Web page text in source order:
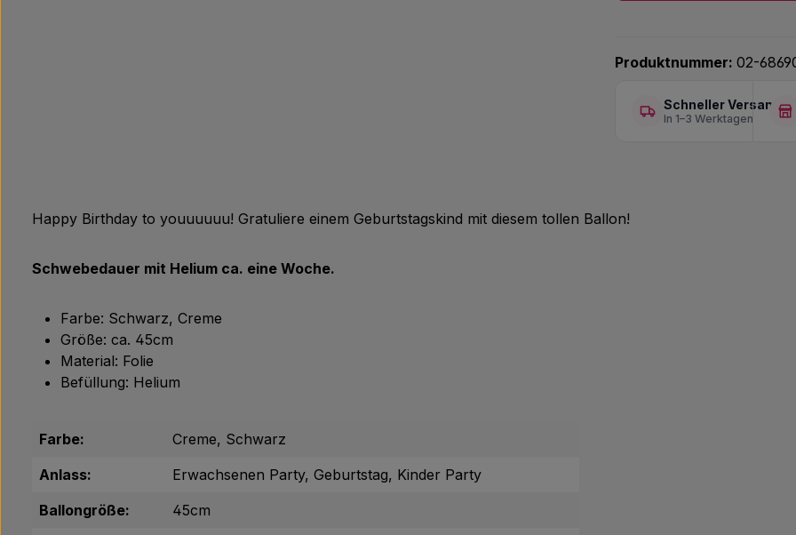
Produktnummer: 02-
Schneller Versand
In 1–3 Werktagen
Happy Birthday to youuuuuu! Gratuliere einem Geburtstagskind mit diesem tollen Ballon!
Schwebedauer mit Helium ca. eine Woche.
Farbe: Schwarz, Creme
Größe: ca. 45cm
Material: Folie
Befüllung: Helium
Farbe:
Creme, Schwarz
Anlass:
Erwachsenen Party, Geburtstag, Kinder Party
Ballongröße:
45cm